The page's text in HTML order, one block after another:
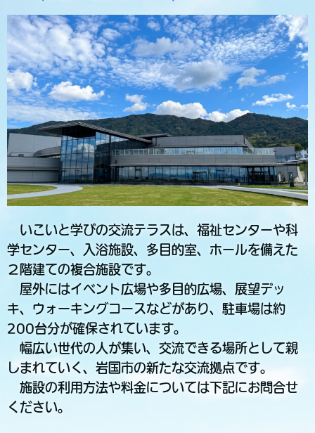
いこいと学びの交流テラスは、福祉センターや科
学センター、入浴施設、多目的室、ホールを備えた
２階建ての複合施設です。
屋外にはイベント広場や多目的広場、展望デッ
キ、ウォーキングコースなどがあり、駐車場は約
200台分が確保されています。
幅広い世代の人が集い、交流できる場所として親
しまれていく、岩国市の新たな交流拠点です。
施設の利用方法や料金については下記にお問合せ
ください。